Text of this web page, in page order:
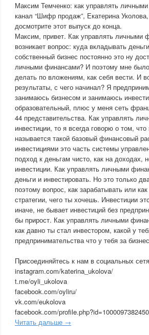
Максим Темченко: как управлять
канал “Шифр продаж”, Екатерина
досмотрите этот выпуск до конца.
Максим, привет. Как управлять личными
возникает вопрос: куда вкладывать
собственный бизнес постоянно это ну
личными финансами? И поэтому мне было
делать по вложениям, как себя вести. И
результаты, с чего начинал? Я
занимаюсь бизнесом и занимаюсь
образовательный, плюс у меня сеть
44 представительства. Как управлять
инвестиции, то я всегда говорю о том,
называется такой базовый финансовый
инвестициями это часть системы
подход к деньгам чисто, как на доходах,
инвестиции. Как управлять личными
деньги и инвестировать. Но это только
поэтому вопрос, как зарабатывать или
стратегии, чего ты хочешь. Инвестиции
иначе, не бывает инвестиций без
бы прирост. Как управлять личными
как давно ты стал инвестором, какой у
предпринимательства что у тебя за
Присоединяйтесь к нам в социальных
instagram.com/katerina_ukolova/
t.me/oyli_ukolova
facebook.com/oyliru/
vk.com/eukolova
facebook.com/
Читать дальше →